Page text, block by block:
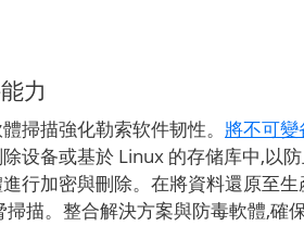
力
掃描強化勒索软件韧性。 將不可變
设备或基於 Linux 的存储库中,以
行加密與刪除。在將資料還原至生
描。整合解決方案與防毒軟體,確